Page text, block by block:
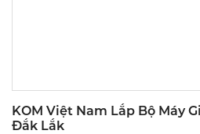
KOM Việt Nam Lắp Bộ Máy
Đắk Lắk